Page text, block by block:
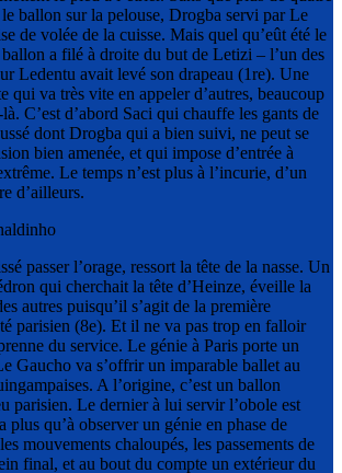
ballon sur la pelouse, Drogba servi par Le
de volée de la cuisse. Mais quel qu’eût été le
ballon a filé à droite du but de Letizi – l’un des
Ledentu avait levé son drapeau (1re). Une
qui va très vite en appeler d’autres, beaucoup
C’est d’abord Saci qui chauffe les gants de
dont Drogba qui a bien suivi, ne peut se
bien amenée, et qui impose d’entrée à
Le temps n’est plus à l’incurie, d’un
d’ailleurs.
passer l’orage, ressort la tête de la nasse. Un
qui cherchait la tête d’Heinze, éveille la
autres puisqu’il s’agit de la première
parisien (8e). Et il ne va pas trop en falloir
du service. Le génie à Paris porte un
Gaucho va s’offrir un imparable ballet au
A l’origine, c’est un ballon
parisien. Le dernier à lui servir l’obole est
plus qu’à observer un génie en phase de
mouvements chaloupés, les passements de
final, et au bout du compte un extérieur du